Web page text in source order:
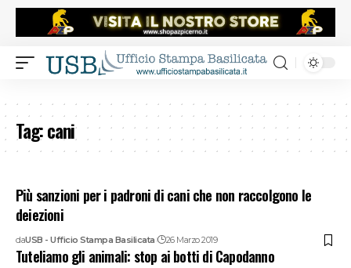
Tag:cani
Più sanzioni per i padroni di cani che non raccolgono le
deiezioni
daUSB - Ufficio Stampa Basilicata 26 Marzo 2019
Tuteliamo gli animali: stop ai botti di Capodanno